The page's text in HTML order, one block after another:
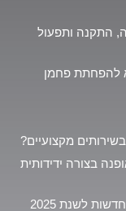
התקנה ותפעול
מקצועיים?
בצורה ידידותית